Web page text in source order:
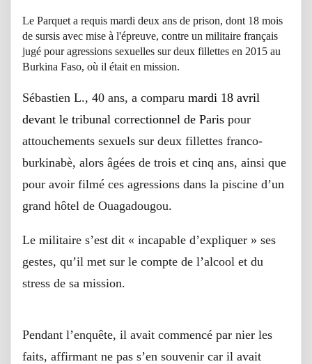
Le Parquet a requis mardi deux ans de prison, dont 18 mois
de sursis avec mise à l'épreuve, contre un militaire français
jugé pour agressions sexuelles sur deux fillettes en 2015 au
Burkina Faso, où il était en mission.
Sébastien L., 40 ans, a comparu mardi 18 avril
devant le tribunal correctionnel de Paris pour
attouchements sexuels sur deux fillettes franco-
burkinabè, alors âgées de trois et cinq ans, ainsi que
pour avoir filmé ces agressions dans la piscine d’un
grand hôtel de Ouagadougou.
Le militaire s’est dit « incapable d’expliquer » ses
gestes, qu’il met sur le compte de l’alcool et du
stress de sa mission.
Pendant l’enquête, il avait commencé par nier les
faits, affirmant ne pas s’en souvenir car il avait